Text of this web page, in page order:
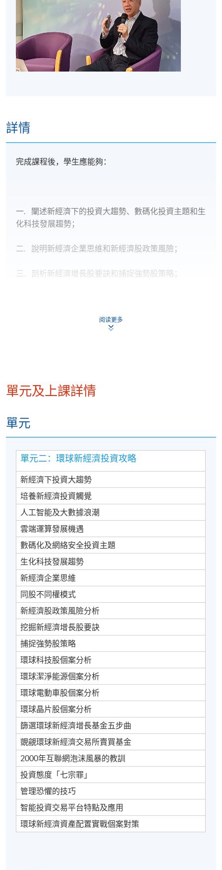
詳情
完成課程後，學生應能夠：
一. 闡述新經濟下的投資大趨勢、數碼化投資主題和生
化科技發展趨勢；
二. 說明新經濟企業思維和新經濟股政策風險；
三. 剖析新經濟增長股要訣和捕捉強勢股策略；
港大保良何鴻燊社區書院
阅读更多
單元及上課詳情
單元
單元二：環球新經濟投資攻略
新經濟下投資大趨勢
培養新經濟投資觸覺
人工智能及大數據浪潮
雲端運算發展機遇
數碼化及網絡安全投資主題
生化科技發展趨勢
新經濟企業思維
同股不同權模式
新經濟股政策風險分析
挖掘新經濟增長股要訣
捕捉強勢股策略
環球科技股個案分析
環球潔淨能源個案分析
環球電動車股個案分析
環球晶片股個案分析
篩選環球新經濟增長基金五步曲
覬覦環球新經濟交易所賣買基金
2000年互聯網泡沫風暴的教訓
投資態度「七宗罪」
管理恐懼的技巧
智能投資交易平台特點及應用
環球新經濟資產配置實戰個案對策